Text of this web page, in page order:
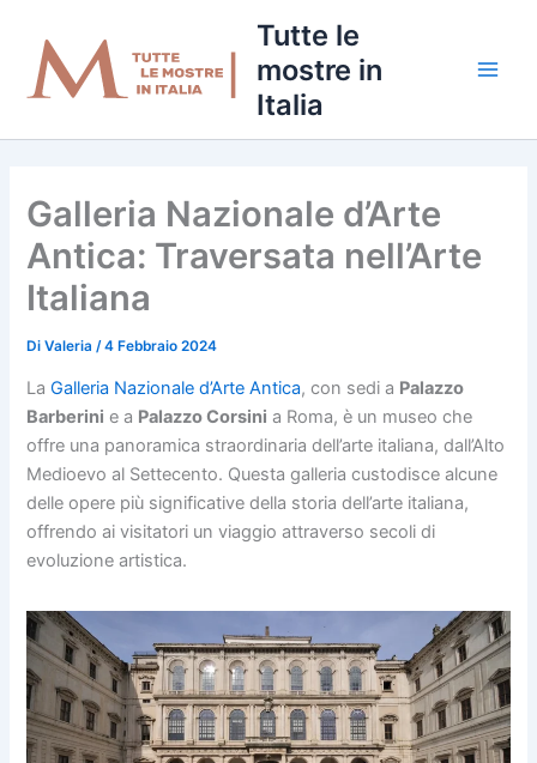
contenuto
Tutte le
mostre in
Italia
Galleria Nazionale d’Arte
Antica: Traversata nell’Arte
Italiana
DiValeria/4 Febbraio 2024
LaGalleria Nazionale d’Arte Antica, con sedi a Palazzo
Barberini e a Palazzo Corsini a Roma, è un museo che
offre una panoramica straordinaria dell’arte italiana, dall’Alto
Medioevo al Settecento. Questa galleria custodisce alcune
delle opere più significative della storia dell’arte italiana,
offrendo ai visitatori un viaggio attraverso secoli di
evoluzione artistica.